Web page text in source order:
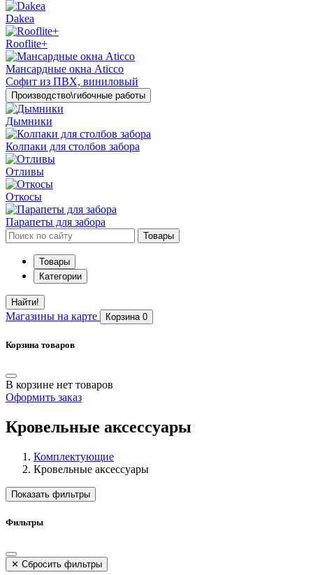
Dakea
Rooflite+
Мансардные окна Aticco
Софит из ПВХ, виниловый
Производство\гибочные работы
Дымники
Колпаки для столбов забора
Отливы
Откосы
Парапеты для забора
Товары
Товары
Категории
Найти!
Магазины на карте Корзина 0
Корзина товаров
В корзине нет товаров
Оформить заказ
Кровельные аксессуары
Комплектующие
Кровельные аксессуары
Показать фильтры
Фильтры
✕ Сбросить фильтры